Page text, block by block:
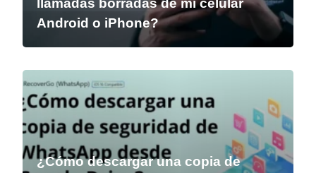
llamadas borradas de mi celular
Android o iPhone?
¿Cómo descargar una copia de